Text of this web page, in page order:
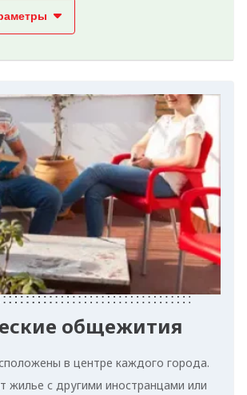
общежития
в центре каждого города.
жилье с другими иностранцами или